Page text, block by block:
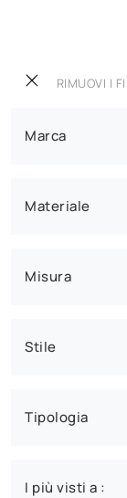
RIMUOVI I
Marca
Materiale
Misura
Stile
Tipologia
I più visti a :